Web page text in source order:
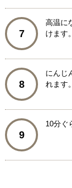
7
高温に
けます。
8
にんじ
れます。
9
10分ぐ